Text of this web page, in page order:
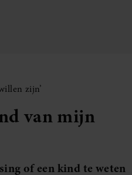
zijn’
van mijn
of een kind te weten